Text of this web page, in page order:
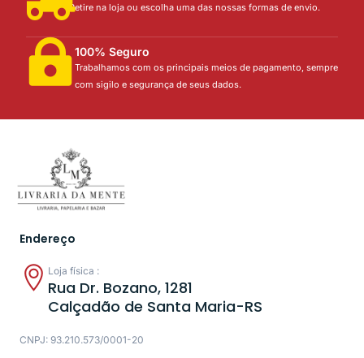
Retire na loja ou escolha uma das nossas formas de envio.
100% Seguro
Trabalhamos com os principais meios de pagamento, sempre
com sigilo e segurança de seus dados.
Endereço
Loja física :
Rua Dr. Bozano, 1281
Calçadão de Santa Maria-RS
CNPJ: 93.210.573/0001-20